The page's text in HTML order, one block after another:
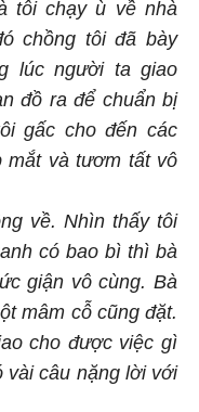
tôi chạy ù về nhà
chồng tôi đã bày
lúc người ta giao
đồ ra để chuẩn bị
gấc cho đến các
mắt và tươm tất vô
về. Nhìn thấy tôi
có bao bì thì bà
giận vô cùng. Bà
mâm cỗ cũng đặt.
cho được việc gì
vài câu nặng lời với